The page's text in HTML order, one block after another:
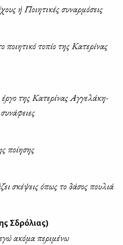
ή Ποιητικές συναρμόσεις
ποιητικό τοπίο της Κατερίνας
της Κατερίνας Αγγελάκη-
ποίησης
σκέψεις όπως το δάσος πουλιά
Σδρόλιας)
ακόμα περιμένω